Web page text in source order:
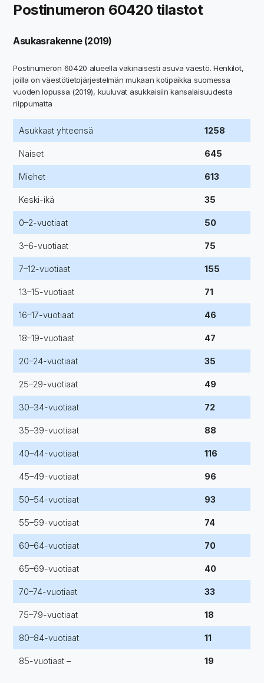
Postinumeron 60420 tilastot
Asukasrakenne (2019)
Postinumeron 60420 alueella vakinaisesti asuva väestö. Henkilöt,
joilla on väestötietojärjestelmän mukaan kotipaikka suomessa
vuoden lopussa (2019), kuuluvat asukkaisiin kansalaisuudesta
riippumatta
Asukkaat yhteensä 1258
Naiset 645
Miehet 613
Keski-ikä 35
0–2-vuotiaat 50
3–6-vuotiaat 75
7–12-vuotiaat 155
13–15-vuotiaat 71
16–17-vuotiaat 46
18–19-vuotiaat 47
20–24-vuotiaat 35
25–29-vuotiaat 49
30–34-vuotiaat 72
35–39-vuotiaat 88
40–44-vuotiaat 116
45–49-vuotiaat 96
50–54-vuotiaat 93
55–59-vuotiaat 74
60–64-vuotiaat 70
65–69-vuotiaat 40
70–74-vuotiaat 33
75–79-vuotiaat 18
80–84-vuotiaat 11
85-vuotiaat – 19